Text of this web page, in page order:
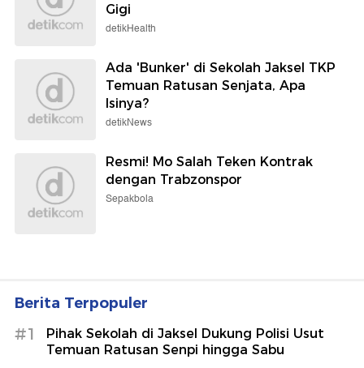
Gigi
detikHealth
Ada 'Bunker' di Sekolah Jaksel TKP
Temuan Ratusan Senjata, Apa
Isinya?
detikNews
Resmi! Mo Salah Teken Kontrak
dengan Trabzonspor
Sepakbola
Berita Terpopuler
#1
Pihak Sekolah di Jaksel Dukung Polisi Usut
Temuan Ratusan Senpi hingga Sabu